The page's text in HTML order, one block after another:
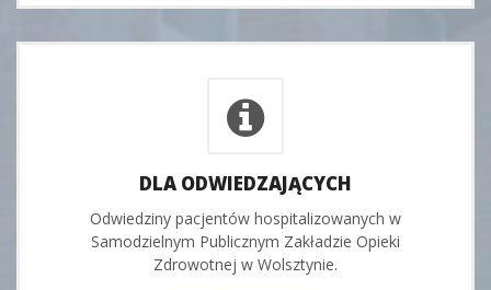
DLA ODWIEDZAJĄCYCH
Odwiedziny pacjentów hospitalizowanych w
Samodzielnym Publicznym Zakładzie Opieki
Zdrowotnej w Wolsztynie.